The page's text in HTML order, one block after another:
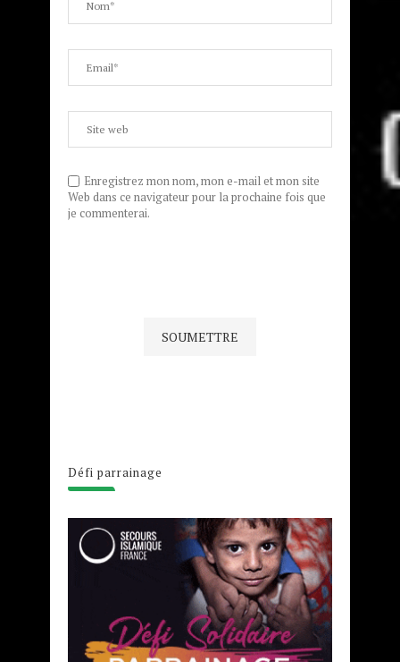
Enregistrez mon nom, mon e-mail et mon site
Web dans ce navigateur pour la prochaine fois que
je commenterai.
Défi parrainage